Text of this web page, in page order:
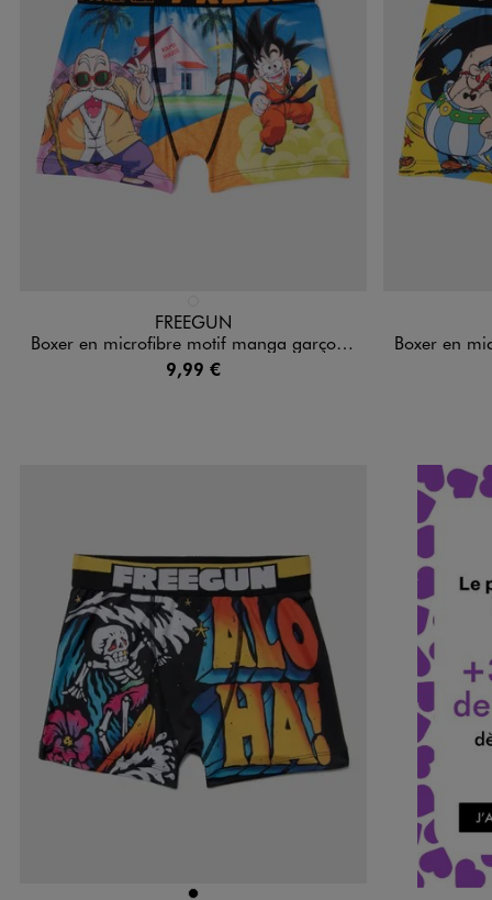
FREEGUN
Boxer en microfibre motif manga garçon - Freegun x Dragon Ball
9,99 €
Boxer en microfibre